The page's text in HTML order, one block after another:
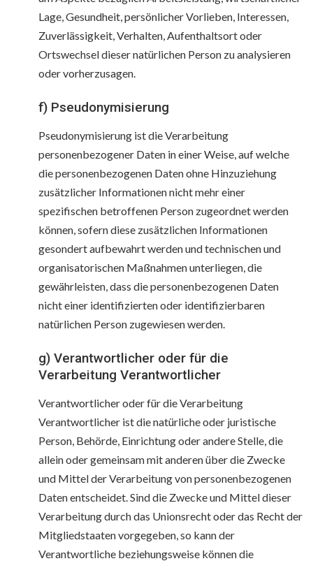
Lage, Gesundheit, persönlicher Vorlieben, Interessen,
Zuverlässigkeit, Verhalten, Aufenthaltsort oder
Ortswechsel dieser natürlichen Person zu analysieren
oder vorherzusagen.
f) Pseudonymisierung
Pseudonymisierung ist die Verarbeitung
personenbezogener Daten in einer Weise, auf welche
die personenbezogenen Daten ohne Hinzuziehung
zusätzlicher Informationen nicht mehr einer
spezifischen betroffenen Person zugeordnet werden
können, sofern diese zusätzlichen Informationen
gesondert aufbewahrt werden und technischen und
organisatorischen Maßnahmen unterliegen, die
gewährleisten, dass die personenbezogenen Daten
nicht einer identifizierten oder identifizierbaren
natürlichen Person zugewiesen werden.
g) Verantwortlicher oder für die
Verarbeitung Verantwortlicher
Verantwortlicher oder für die Verarbeitung
Verantwortlicher ist die natürliche oder juristische
Person, Behörde, Einrichtung oder andere Stelle, die
allein oder gemeinsam mit anderen über die Zwecke
und Mittel der Verarbeitung von personenbezogenen
Daten entscheidet. Sind die Zwecke und Mittel dieser
Verarbeitung durch das Unionsrecht oder das Recht der
Mitgliedstaaten vorgegeben, so kann der
Verantwortliche beziehungsweise können die